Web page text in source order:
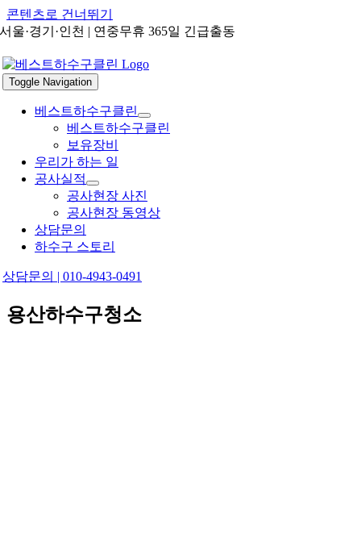
콘텐츠로 건너뛰기
서울·경기·인천 | 연중무휴 365일 긴급출동
Toggle Navigation
베스트하수구클린
베스트하수구클린
보유장비
우리가 하는 일
공사실적
공사현장 사진
공사현장 동영상
상담문의
하수구 스토리
상담문의 | 010-4943-0491
용산하수구청소